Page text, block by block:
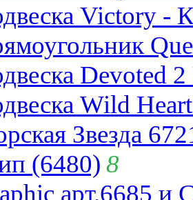
Victory -
Devoted
Wild
Звезда
(6480) 8
арт.6685 и